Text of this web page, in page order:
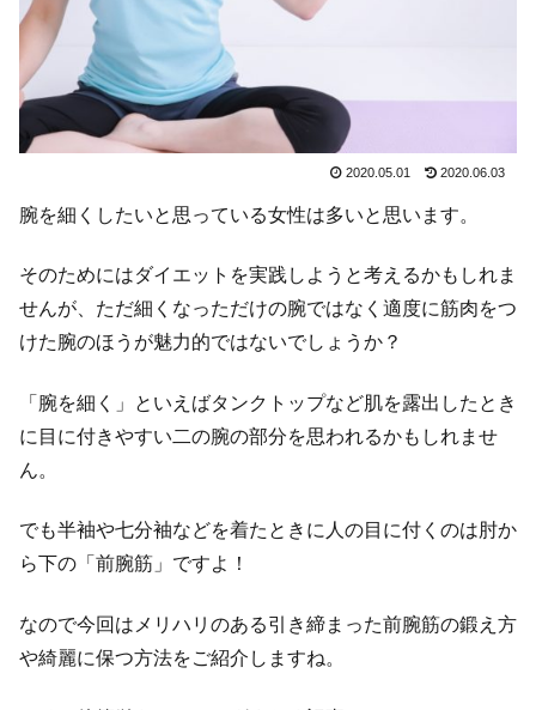
2020.05.01 2020.06.03
腕を細くしたいと思っている女性は多いと思います。
そのためにはダイエットを実践しようと考えるかもしれま
せんが、ただ細くなっただけの腕ではなく適度に筋肉をつ
けた腕のほうが魅力的ではないでしょうか？
「腕を細く」といえばタンクトップなど肌を露出したとき
に目に付きやすい二の腕の部分を思われるかもしれませ
ん。
でも半袖や七分袖などを着たときに人の目に付くのは肘か
ら下の「前腕筋」ですよ！
なので今回はメリハリのある引き締まった前腕筋の鍛え方
や綺麗に保つ方法をご紹介しますね。